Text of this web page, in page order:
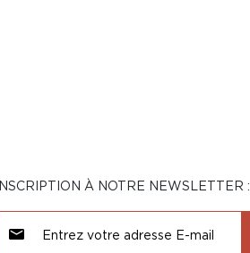
INSCRIPTION À NOTRE NEWSLETTER :